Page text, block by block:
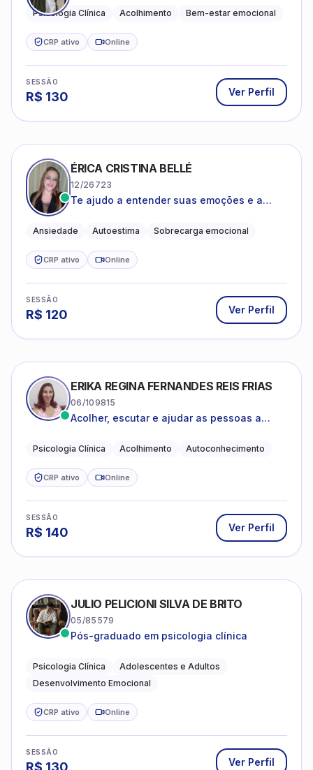
Psicologia Clínica Acolhimento Bem-estar emocional
CRP ativo Online
SESSÃO
R$ 130 Ver Perfil
ÉRICA CRISTINA BELLÉ
12/26723
Te ajudo a entender suas emoções e a
que você está vivendo
Ansiedade Autoestima Sobrecarga emocional
CRP ativo Online
SESSÃO
R$ 120 Ver Perfil
ERIKA REGINA FERNANDES REIS FRIAS
06/109815
Acolher, escutar e ajudar as pessoas a
Psicologia Clínica Acolhimento Autoconhecimento
CRP ativo Online
SESSÃO
R$ 140 Ver Perfil
JULIO PELICIONI SILVA DE BRITO
05/85579
Pós-graduado em psicologia clínica
Psicologia Clínica
Adolescentes e Adultos
Desenvolvimento Emocional
CRP ativo Online
SESSÃO
R$ 130 Ver Perfil